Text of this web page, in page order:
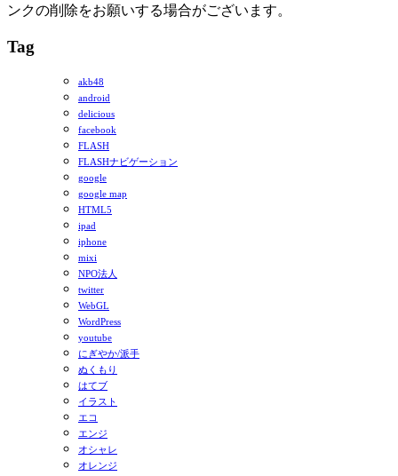
ンクの削除をお願いする場合がございます。
Tag
akb48
android
delicious
facebook
FLASH
FLASHナビゲーション
google
google map
HTML5
ipad
iphone
mixi
NPO法人
twitter
WebGL
WordPress
youtube
にぎやか/派手
ぬくもり
はてブ
イラスト
エコ
エンジ
オシャレ
オレンジ